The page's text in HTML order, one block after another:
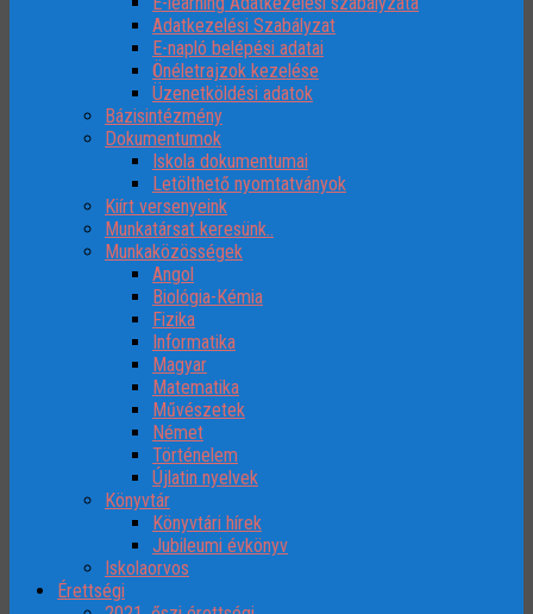
Adatkezelési Szabályzat
E-napló belépési adatai
Önéletrajzok kezelése
Üzenetköldési adatok
Bázisintézmény
Dokumentumok
Iskola dokumentumai
Letölthető nyomtatványok
Kiírt versenyeink
Munkatársat keresünk..
Munkaközösségek
Angol
Biológia-Kémia
Fizika
Informatika
Magyar
Matematika
Művészetek
Német
Történelem
Újlatin nyelvek
Könyvtár
Könyvtári hírek
Jubileumi évkönyv
Iskolaorvos
Érettségi